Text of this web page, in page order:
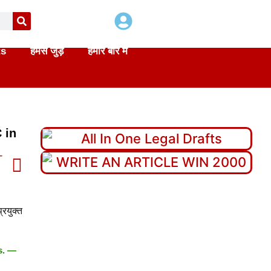
हमसे जुड़े हमारे बारे में
in
—